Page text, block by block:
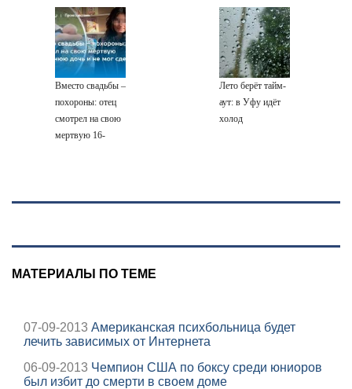
американский
самолет
миру: как
ответила Россия,
полный разбор
провала операции
Украины от
военкора Коца
Вместо свадьбы –
похороны: отец
смотрел на свою
мертвую 16-
Лето берёт тайм-
аут: в Уфу идёт
холод
МАТЕРИАЛЫ ПО ТЕМЕ
07-09-2013 Американская психбольница будет
лечить зависимых от Интернета
06-09-2013 Чемпион США по боксу среди юниоров
был избит до смерти в своем доме